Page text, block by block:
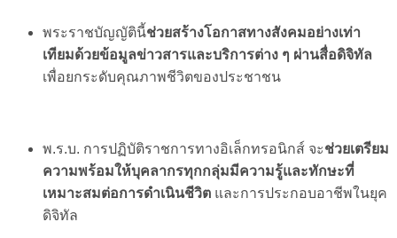
พระราชบัญญัตินี้ช่วยสร้างโอกาสทางสังคมอย่างเท่า
เทียมด้วยข้อมูลข่าวสารและบริการต่าง ๆ ผ่านสื่อดิจิทัล
เพื่อยกระดับคุณภาพชีวิตของประชาชน
พ.ร.บ. การปฏิบัติราชการทางอิเล็กทรอนิกส์ จะช่วยเตรียม
ความพร้อมให้บุคลากรทุกกลุ่มมีความรู้และทักษะที่
เหมาะสมต่อการดำเนินชีวิต และการประกอบอาชีพในยุค
ดิจิทัล